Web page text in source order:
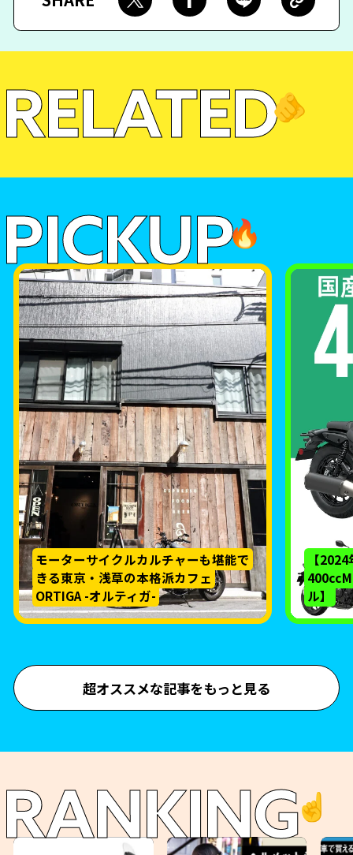
RELATED🫵
PICKUP🔥
モーターサイクルカルチャーも堪能で
きる東京・浅草の本格派カフェ
ORTIGA -オルティガ-
【
ル】
超オススメな記事をもっと見る
RANKING☝️